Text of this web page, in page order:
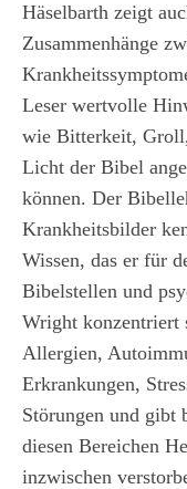
Häselbarth zeigt
Zusammenhänge
Leser wertvolle
wie Bitterkeit,
Licht der Bibel
können. Der
Krankheitsbilder
Wissen, das er für
Bibelstellen und
Wright konzentriert
Allergien,
Erkrankungen,
Störungen und
diesen Bereichen
inzwischen